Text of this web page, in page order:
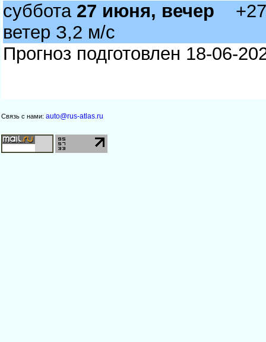
суббота 27 июня, вечер
етер З,2 м/с
Прогноз подготовлен 18-06-
Связь с нами: auto@rus-atlas.ru